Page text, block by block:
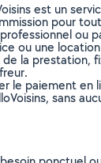
est un
pour
ou
ou une
la prestation,
le paiement en
sans